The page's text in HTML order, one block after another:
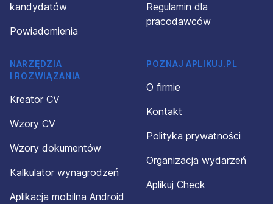
kandydatów
Powiadomienia
Regulamin dla
pracodawców
NARZĘDZIA
I ROZWIĄZANIA
Kreator CV
Wzory CV
Wzory dokumentów
Kalkulator wynagrodzeń
Aplikacja mobilna Android
POZNAJ APLIKUJ.PL
O firmie
Kontakt
Polityka prywatności
Organizacja wydarzeń
Aplikuj Check